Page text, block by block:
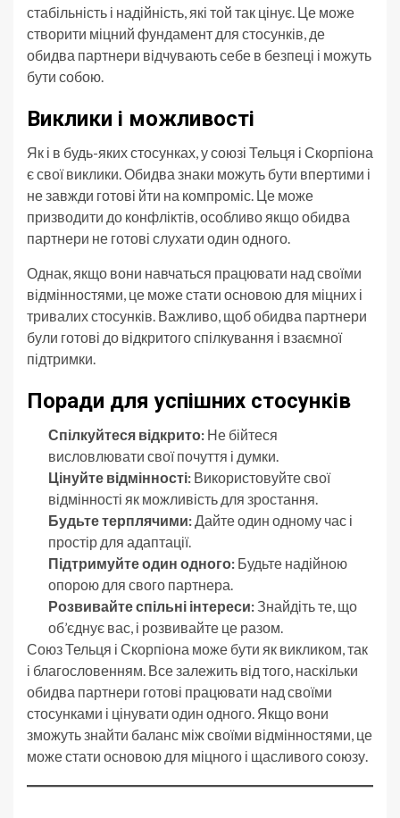
стабільність і надійність, які той так цінує. Це може
створити міцний фундамент для стосунків, де
обидва партнери відчувають себе в безпеці і можуть
бути собою.
Виклики і можливості
Як і в будь-яких стосунках, у союзі Тельця і Скорпіона
є свої виклики. Обидва знаки можуть бути впертими і
не завжди готові йти на компроміс. Це може
призводити до конфліктів, особливо якщо обидва
партнери не готові слухати один одного.
Однак, якщо вони навчаться працювати над своїми
відмінностями, це може стати основою для міцних і
тривалих стосунків. Важливо, щоб обидва партнери
були готові до відкритого спілкування і взаємної
підтримки.
Поради для успішних стосунків
Спілкуйтеся відкрито: Не бійтеся
висловлювати свої почуття і думки.
Цінуйте відмінності: Використовуйте свої
відмінності як можливість для зростання.
Будьте терплячими:Дайте один одному час і
простір для адаптації.
Підтримуйте один одного: Будьте надійною
опорою для свого партнера.
Розвивайте спільні інтереси:Знайдіть те, що
об’єднує вас, і розвивайте це разом.
Союз Тельця і Скорпіона може бути як викликом, так
і благословенням. Все залежить від того, наскільки
обидва партнери готові працювати над своїми
стосунками і цінувати один одного. Якщо вони
зможуть знайти баланс між своїми відмінностями, це
може стати основою для міцного і щасливого союзу.